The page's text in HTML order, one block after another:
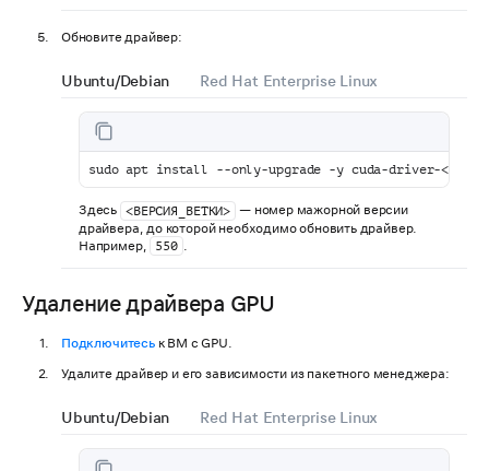
Обновите драйвер:
Ubuntu/Debian Red Hat Enterprise Linux
sudo apt install --only-upgrade -y cuda-driver-
Здесь <ВЕРСИЯ_ВЕТКИ> — номер мажорной версии
драйвера, до которой необходимо обновить драйвер.
Например,
550
Удаление драйвера GPU
Подключитеськ ВМ с GPU.
Удалите драйвер и его зависимости из пакетного менеджера:
Ubuntu/Debian Red Hat Enterprise Linux